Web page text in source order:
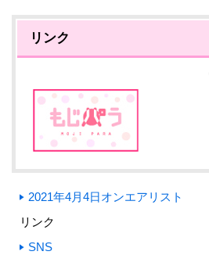
リンク
2021年4月4日オンエアリスト
リンク
SNS